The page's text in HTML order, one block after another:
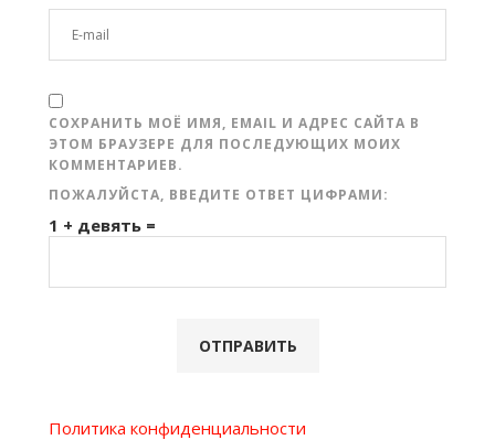
СОХРАНИТЬ МОЁ ИМЯ, EMAIL И АДРЕС САЙТА В
ЭТОМ БРАУЗЕРЕ ДЛЯ ПОСЛЕДУЮЩИХ МОИХ
КОММЕНТАРИЕВ.
ПОЖАЛУЙСТА, ВВЕДИТЕ ОТВЕТ ЦИФРАМИ:
1 + девять =
Политика конфиденциальности